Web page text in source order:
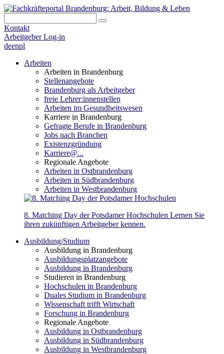
Kontakt
Arbeitgeber Log-in
deenpl
Arbeiten
Arbeiten in Brandenburg
Stellenangebote
Brandenburg als Arbeitgeber
freie Lehrer:innenstellen
Arbeiten im Gesundheitswesen
Karriere in Brandenburg
Gefragte Berufe in Brandenburg
Jobs nach Branchen
Existenzgründung
Karriere@...
Regionale Angebote
Arbeiten in Ostbrandenburg
Arbeiten in Südbrandenburg
Arbeiten in Westbrandenburg
8. Matching Day der Potsdamer Hochschulen Lernen Sie
ihren zukünftigen Arbeitgeber kennen.
Ausbildung/Studium
Ausbildung in Brandenburg
Ausbildungsplatzangebote
Ausbildung in Brandenburg
Studieren in Brandenburg
Hochschulen in Brandenburg
Duales Studium in Brandenburg
Wissenschaft trifft Wirtschaft
Forschung in Brandenburg
Regionale Angebote
Ausbildung in Ostbrandenburg
Ausbildung in Südbrandenburg
Ausbildung in Westbrandenburg